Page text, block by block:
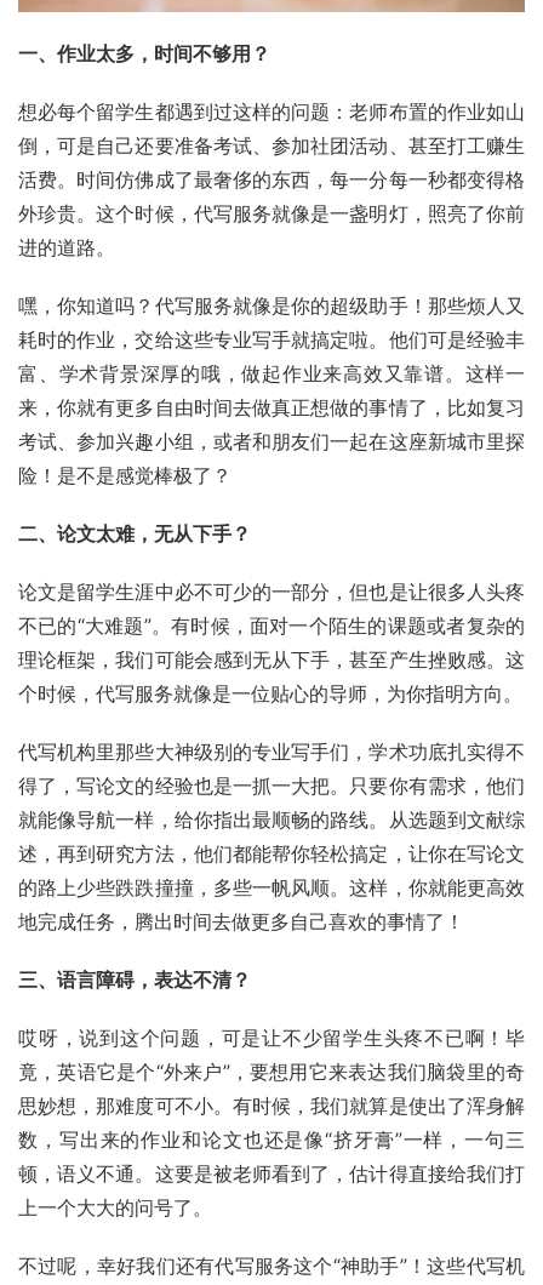
一、作业太多，时间不够用？
想必每个留学生都遇到过这样的问题：老师布置的作业如山
倒，可是自己还要准备考试、参加社团活动、甚至打工赚生
活费。时间仿佛成了最奢侈的东西，每一分每一秒都变得格
外珍贵。这个时候，代写服务就像是一盏明灯，照亮了你前
进的道路。
嘿，你知道吗？代写服务就像是你的超级助手！那些烦人又
耗时的作业，交给这些专业写手就搞定啦。他们可是经验丰
富、学术背景深厚的哦，做起作业来高效又靠谱。这样一
来，你就有更多自由时间去做真正想做的事情了，比如复习
考试、参加兴趣小组，或者和朋友们一起在这座新城市里探
险！是不是感觉棒极了？
二、论文太难，无从下手？
论文是留学生涯中必不可少的一部分，但也是让很多人头疼
不已的“大难题”。有时候，面对一个陌生的课题或者复杂的
理论框架，我们可能会感到无从下手，甚至产生挫败感。这
个时候，代写服务就像是一位贴心的导师，为你指明方向。
代写机构里那些大神级别的专业写手们，学术功底扎实得不
得了，写论文的经验也是一抓一大把。只要你有需求，他们
就能像导航一样，给你指出最顺畅的路线。从选题到文献综
述，再到研究方法，他们都能帮你轻松搞定，让你在写论文
的路上少些跌跌撞撞，多些一帆风顺。这样，你就能更高效
地完成任务，腾出时间去做更多自己喜欢的事情了！
三、语言障碍，表达不清？
哎呀，说到这个问题，可是让不少留学生头疼不已啊！毕
竟，英语它是个“外来户”，要想用它来表达我们脑袋里的奇
思妙想，那难度可不小。有时候，我们就算是使出了浑身解
数，写出来的作业和论文也还是像“挤牙膏”一样，一句三
顿，语义不通。这要是被老师看到了，估计得直接给我们打
上一个大大的问号了。
不过呢，幸好我们还有代写服务这个“神助手”！这些代写机